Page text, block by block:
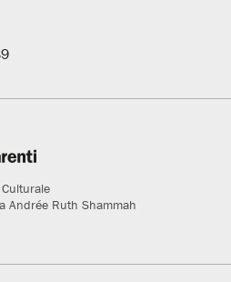
Andrée Ruth Shammah